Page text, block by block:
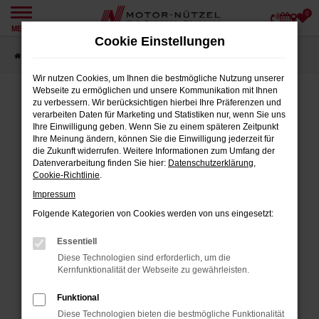
Zum
springen
MENÜ
0
FEHLER: NETWORK ERROR
Beim Laden ist ein Fehler aufgetreten.
Hier sind ein paar Tipps, die dir helfen können:
Überprüfe deine Firewall und deine
Internetverbindung.
Prüfe deine Browsererweiterungen.
können das Laden bestimmter Seiten
Cookie Einstellungen
Wir nutzen Cookies, um Ihnen die bestmögliche Nutzung unserer
Webseite zu ermöglichen und unsere Kommunikation mit Ihnen
zu verbessern. Wir berücksichtigen hierbei Ihre Präferenzen und
verarbeiten Daten für Marketing und Statistiken nur, wenn Sie uns
Ihre Einwilligung geben. Wenn Sie zu einem späteren Zeitpunkt
Ihre Meinung ändern, können Sie die Einwilligung jederzeit für
die Zukunft widerrufen. Weitere Informationen zum Umfang der
Datenverarbeitung finden Sie hier: Datenschutzerklärung,
Cookie-Richtlinie.
Impressum
Folgende Kategorien von Cookies werden von uns eingesetzt:
Essentiell
Diese Technologien sind erforderlich, um die
Kernfunktionalität der Webseite zu gewährleisten.
Funktional
Diese Technologien bieten die bestmögliche Funktionalität